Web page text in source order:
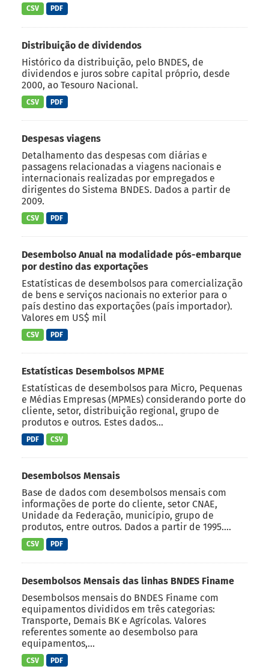
CSV PDF
Distribuição de dividendos
Histórico da distribuição, pelo BNDES, de
dividendos e juros sobre capital próprio, desde
2000, ao Tesouro Nacional.
CSV PDF
Despesas viagens
Detalhamento das despesas com diárias e
passagens relacionadas a viagens nacionais e
internacionais realizadas por empregados e
dirigentes do Sistema BNDES. Dados a partir de
2009.
CSV PDF
Desembolso Anual na modalidade pós-embarque
por destino das exportações
Estatísticas de desembolsos para comercialização
de bens e serviços nacionais no exterior para o
país destino das exportações (país importador).
Valores em US$ mil
CSV PDF
Estatísticas Desembolsos MPME
Estatísticas de desembolsos para Micro, Pequenas
e Médias Empresas (MPMEs) considerando porte do
cliente, setor, distribuição regional, grupo de
produtos e outros. Estes dados...
PDF CSV
Desembolsos Mensais
Base de dados com desembolsos mensais com
informações de porte do cliente, setor CNAE,
Unidade da Federação, município, grupo de
produtos, entre outros. Dados a partir de 1995....
CSV PDF
Desembolsos Mensais das linhas BNDES Finame
Desembolsos mensais do BNDES Finame com
equipamentos divididos em três categorias:
Transporte, Demais BK e Agrícolas. Valores
referentes somente ao desembolso para
equipamentos,...
CSV PDF